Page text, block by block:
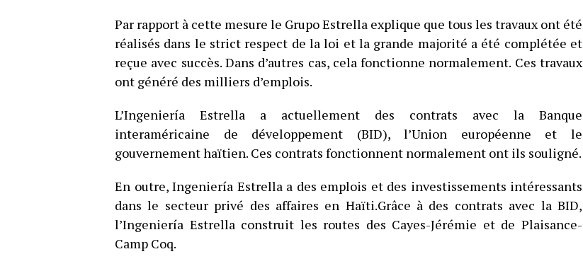
Par rapport à cette mesure le Grupo Estrella explique que tous les travaux ont été
réalisés dans le strict respect de la loi et la grande majorité a été complétée et
reçue avec succès. Dans d’autres cas, cela fonctionne normalement. Ces travaux
ont généré des milliers d’emplois.
L’Ingeniería Estrella a actuellement des contrats avec la Banque
interaméricaine de développement (BID), l’Union européenne et le
gouvernement haïtien. Ces contrats fonctionnent normalement ont ils souligné.
En outre, Ingeniería Estrella a des emplois et des investissements intéressants
dans le secteur privé des affaires en Haïti.Grâce à des contrats avec la BID,
l’Ingeniería Estrella construit les routes des Cayes-Jérémie et de Plaisance-
Camp Coq.